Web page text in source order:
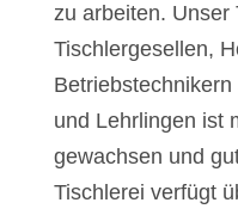
zu arbeiten. Unser
Tischlergesellen,
und Lehrlingen ist
gewachsen und
Tischlerei verfügt